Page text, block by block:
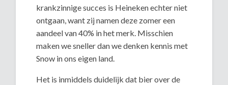
krankzinnige succes is Heineken echter niet
ontgaan, want zij namen deze zomer een
aandeel van 40% in het merk. Misschien
maken we sneller dan we denken kennis met
Snow in ons eigen land.
Het is inmiddels duidelijk dat bier over de